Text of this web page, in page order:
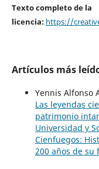
Texto completo de la
licencia: https://
Artículos más
Yennis Alfonso
Las leyendas
patrimonio
Universidad y
Cienfuegos:
200 años de su